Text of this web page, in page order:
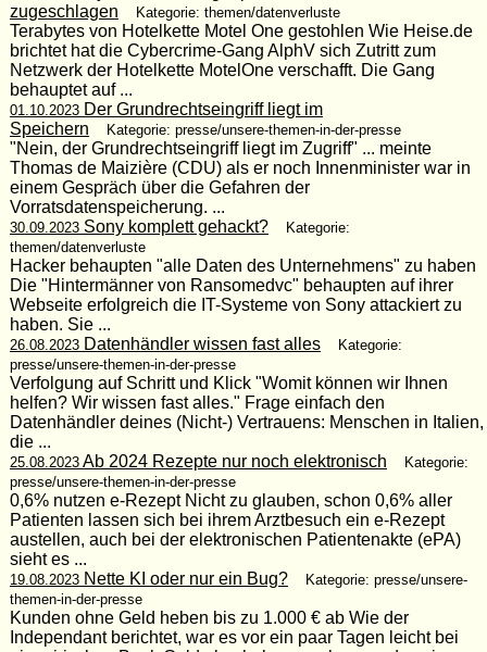
zugeschlagen
Kategorie: themen/datenverluste
Terabytes von Hotelkette Motel One gestohlen Wie Heise.de
brichtet hat die Cybercrime-Gang AlphV sich Zutritt zum
Netzwerk der Hotelkette MotelOne verschafft. Die Gang
behauptet auf ...
01.10.2023Der Grundrechtseingriff liegt im
Speichern
Kategorie: presse/unsere-themen-in-der-presse
"Nein, der Grundrechtseingriff liegt im Zugriff" ... meinte
Thomas de Maizière (CDU) als er noch Innenminister war in
einem Gespräch über die Gefahren der
Vorratsdatenspeicherung. ...
30.09.2023Sony komplett gehackt?
Kategorie:
themen/datenverluste
Hacker behaupten "alle Daten des Unternehmens" zu haben
Die "Hintermänner von Ransomedvc" behaupten auf ihrer
Webseite erfolgreich die IT-Systeme von Sony attackiert zu
haben. Sie ...
26.08.2023Datenhändler wissen fast alles
Kategorie:
presse/unsere-themen-in-der-presse
Verfolgung auf Schritt und Klick "Womit können wir Ihnen
helfen? Wir wissen fast alles." Frage einfach den
Datenhändler deines (Nicht-) Vertrauens: Menschen in Italien,
die ...
25.08.2023Ab 2024 Rezepte nur noch elektronisch
Kategorie:
presse/unsere-themen-in-der-presse
0,6% nutzen e-Rezept Nicht zu glauben, schon 0,6% aller
Patienten lassen sich bei ihrem Arztbesuch ein e-Rezept
austellen, auch bei der elektronischen Patientenakte (ePA)
sieht es ...
19.08.2023Nette KI oder nur ein Bug?
Kategorie: presse/unsere-
themen-in-der-presse
Kunden ohne Geld heben bis zu 1.000 € ab Wie der
Independant berichtet, war es vor ein paar Tagen leicht bei